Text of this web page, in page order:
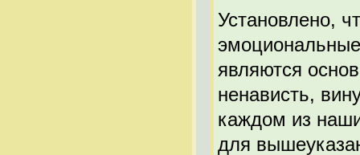
Установлено,
являются
ненависть,
каждом из
для